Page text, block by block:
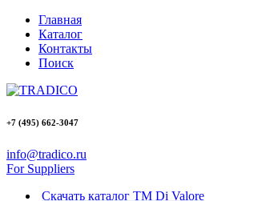
Главная
Каталог
Контакты
Поиск
+7 (495) 662-3047
info@tradico.ru
For Suppliers
Скачать каталог ТМ Di Valore